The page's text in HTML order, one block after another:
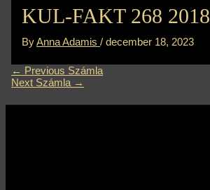
KUL-FAKT 268 2018
ByAnna Adamis/december 18, 2023
← Previous Számla
Next Számla →